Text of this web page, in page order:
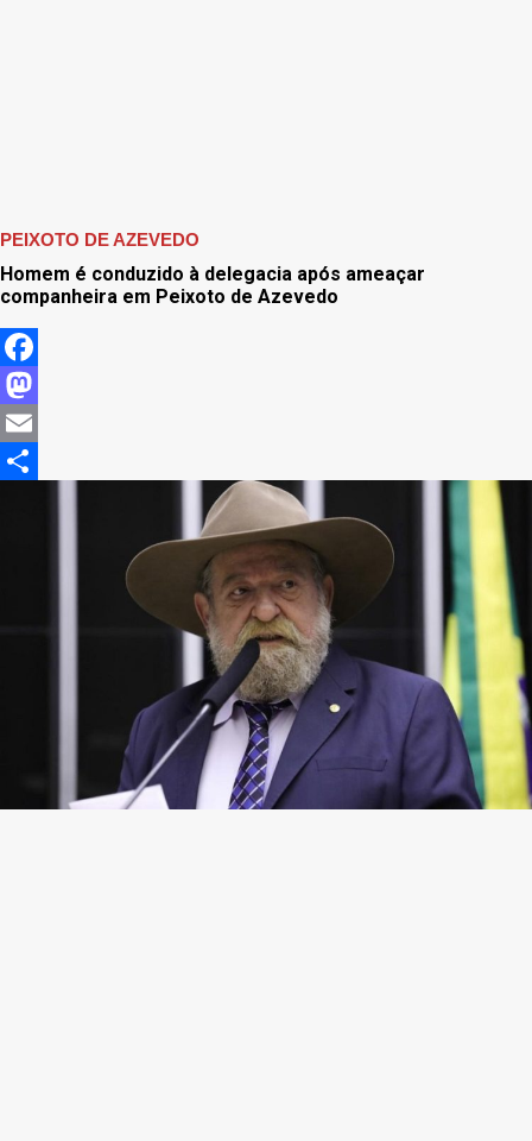
PEIXOTO DE AZEVEDO
Homem é conduzido à delegacia após ameaçar
companheira em Peixoto de Azevedo
Facebook
Mastodon
Email